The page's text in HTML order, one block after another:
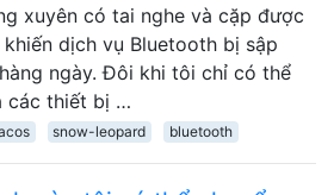
xuyên có tai nghe và cặp được
dịch vụ Bluetooth bị sập
ngày. Đôi khi tôi chỉ có thể
các thiết bị …
snow-leopard bluetooth